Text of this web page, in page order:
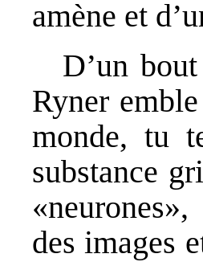
amène et
D’un
Ryner
monde, tu
substance
des images